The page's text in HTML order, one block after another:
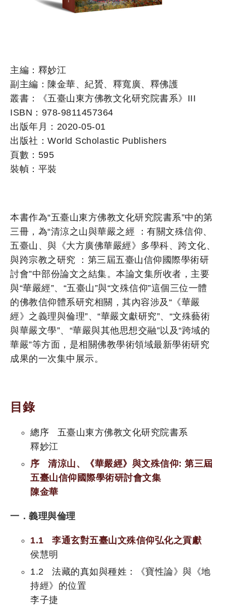
主編：釋妙江
副主編：陳金華、紀贇、釋寬廣、釋佛護
叢書：《五臺山東方佛教文化研究院書系》III
ISBN：978-9811457364
出版年月：2020-05-01
出版社：World Scholastic Publishers
頁數：595
裝幀：平裝
本書作為“五臺山東方佛教文化研究院書系”中的第
三冊，為“清涼之山與華嚴之經 ：有關文殊信仰、
五臺山、與《大方廣佛華嚴經》多學科、跨文化、
與跨宗教之研究 ：第三屆五臺山信仰國際學術研
討會”中部份論文之結集。本論文集所收者，主要
與“華嚴經”、“五臺山”與“文殊信仰”這個三位一體
的佛教信仰體系研究相關，其內容涉及“《華嚴
經》之義理與倫理”、“華嚴文獻研究”、“文殊藝術
與華嚴文學”、“華嚴與其他思想交融”以及“跨域的
華嚴”等方面，是相關佛教學術領域最新學術研究
成果的一次集中展示。
目錄
總序 五臺山東方佛教文化研究院書系
釋妙江
序 清涼山、《華嚴經》與文殊信仰: 第三屆
五臺山信仰國際學術研討會文集
陳金華
一．義理與倫理
1.1 李通玄對五臺山文殊信仰弘化之貢獻
侯慧明
1.2 法藏的真如與種姓：《寶性論》與《地
持經》的位置
李子捷